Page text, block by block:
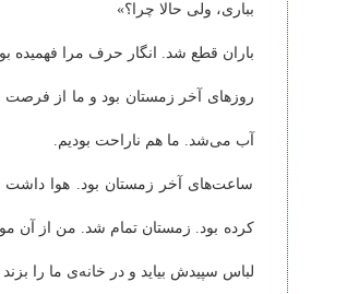
بباری، ولی حالا چرا؟»
باران قطع شد. انگار حرف مرا فهمیده
روزهای آخر زمستان بود و ما از
آب می‌شد. ما هم ناراحت بودیم.
ساعت‌های آخر زمستان بود. هوا داشت
کرده بود. زمستان تمام شد. من از آن
لباس سپیدش بیاید و در خانه‌ی ما را